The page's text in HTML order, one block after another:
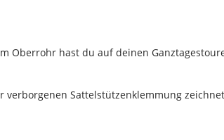
Oberrohr hast du auf deinen
Sattelstützenklemmung